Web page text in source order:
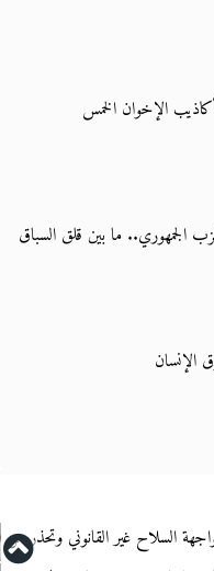
الإخوان الخمس
الجمهوري.. ما بين قلق السباق
الإنسان
السلاح غير القانوني وتحذر من